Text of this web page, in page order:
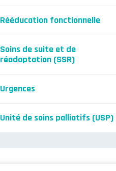
Rééducation fonctionnelle
Soins de suite et de
réadaptation (SSR)
Urgences
Unité de soins palliatifs (USP)